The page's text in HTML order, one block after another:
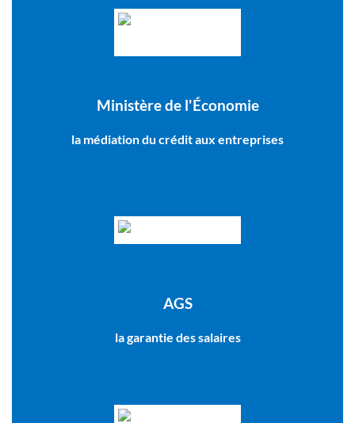
Ministère de l'Économie
la médiation du crédit aux entreprises
AGS
la garantie des salaires